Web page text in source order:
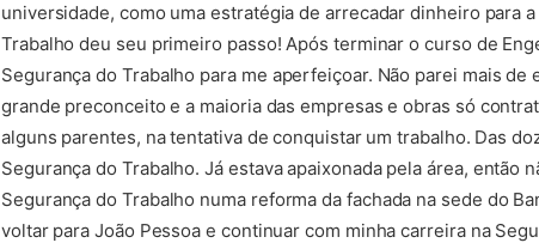
universidade, como uma estratégia de arrecadar dinheiro para
Trabalho deu seu primeiro passo! Após terminar o curso de
Segurança do Trabalho para me aperfeiçoar. Não parei mais
grande preconceito e a maioria das empresas e obras só
alguns parentes, na tentativa de conquistar um trabalho. Das
Segurança do Trabalho. Já estava apaixonada pela área, então
Segurança do Trabalho numa reforma da fachada na sede do
voltar para João Pessoa e continuar com minha carreira na